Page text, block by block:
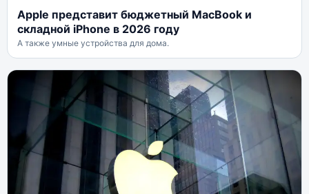
Apple представит бюджетный MacBook и
складной iPhone в 2026 году
А также умные устройства для дома.